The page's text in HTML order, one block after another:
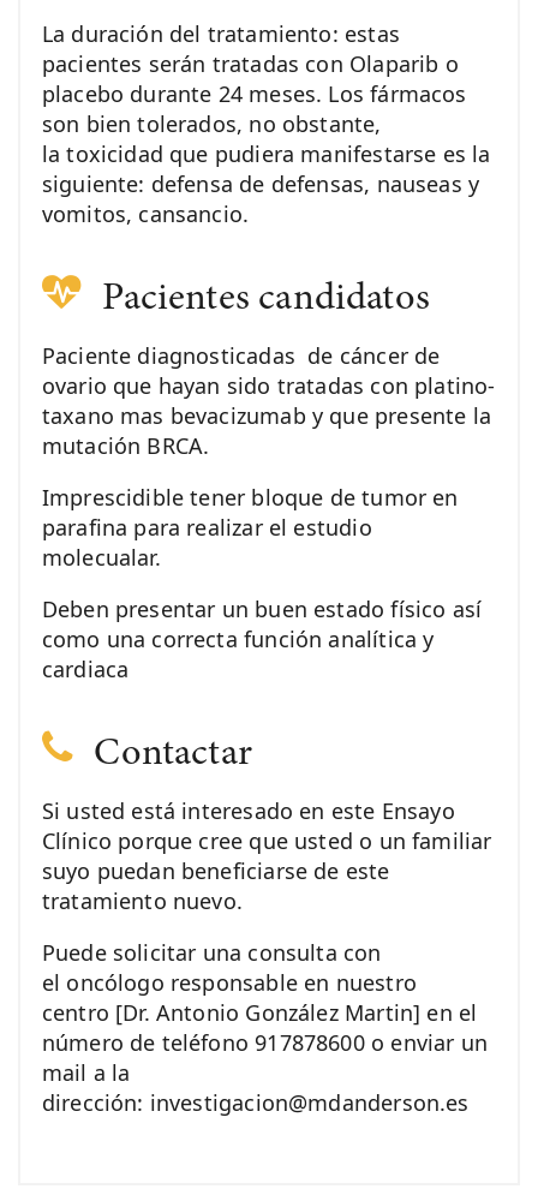
La duración del tratamiento: estas
pacientes serán tratadas con Olaparib o
placebo durante 24 meses. Los fármacos
son bien tolerados, no obstante,
la toxicidad que pudiera manifestarse es la
siguiente: defensa de defensas, nauseas y
vomitos, cansancio.
Pacientes candidatos
Paciente diagnosticadas de cáncer de
ovario que hayan sido tratadas con platino-
taxano mas bevacizumab y que presente la
mutación BRCA.
Imprescidible tener bloque de tumor en
parafina para realizar el estudio
molecualar.
Deben presentar un buen estado físico así
como una correcta función analítica y
cardiaca
Contactar
Si usted está interesado en este Ensayo
Clínico porque cree que usted o un familiar
suyo puedan beneficiarse de este
tratamiento nuevo.
Puede solicitar una consulta con
el oncólogo responsable en nuestro
centro [Dr. Antonio González Martin] en el
número de teléfono 917878600 o enviar un
mail a la
dirección: investigacion@mdanderson.es